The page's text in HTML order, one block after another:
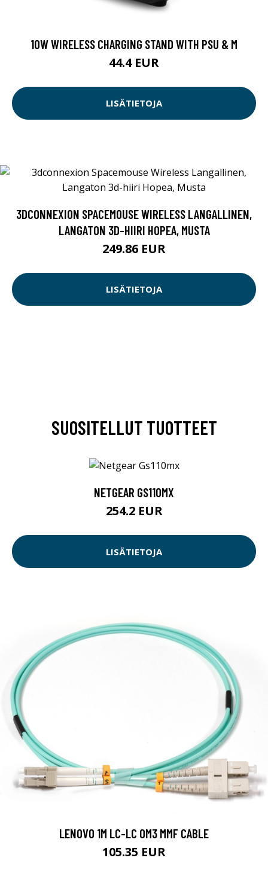
10W WIRELESS CHARGING STAND WITH PSU & M
44.4 EUR
LISÄTIETOJA
3DCONNEXION SPACEMOUSE WIRELESS LANGALLINEN,
LANGATON 3D-HIIRI HOPEA, MUSTA
249.86 EUR
LISÄTIETOJA
SUOSITELLUT TUOTTEET
NETGEAR GS110MX
254.2 EUR
LISÄTIETOJA
LENOVO 1M LC-LC OM3 MMF CABLE
105.35 EUR